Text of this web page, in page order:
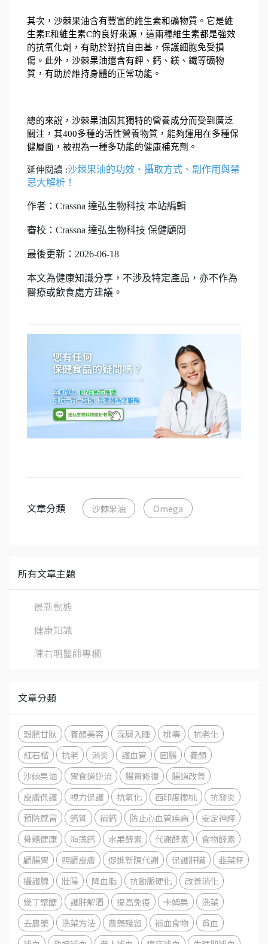
其次，沙棘果油含有豐富的維生素和礦物質。它是維
生素E和維生素C的良好來源，這兩種維生素都是強效
的抗氧化劑，有助於對抗自由基，保護細胞免受損
傷。此外，沙棘果油還含有鉀、鈣、鎂、鐵等礦物
質，有助於維持身體的正常功能。
總的來說，沙棘果油因其獨特的營養成分而受到廣泛
關注，其400多種的活性營養物質，能夠運用在多種保
健層面，被視為一種多功能的健康補充劑。
延伸閱讀 :沙棘果油的功效、攝取方式、副作用與禁
忌大解析！
作者：Crassna 達弘生物科技 本站編輯
審校：Crassna 達弘生物科技 保健顧問
最後更新：2026-06-18
本文為健康知識分享，不涉及特定產品，亦不作為
醫療或飲食處方建議。
文章分類 沙棘果油 Omega
所有文章主題
最新動態
健康知識
陳右明醫師專欄
文章分類
穀胱甘肽 養顏美容 深層入睡 排毒
抗老化
紅石榴
抗老 消炎 護血管 固腦
養顏
沙棘果油
胃食道逆流 腸胃修復
腸道改善
皮膚保護
視力保護 抗氧化 西印度櫻桃
抗發炎
預防感冒
鈣質 補鈣 防止心血管疾病
安定神經
骨骼健康
海藻鈣 水果酵素 代謝酵素
食物酵素
顧腸胃
照顧皮膚 促進新陳代謝 保護肝臟
韭菜籽
攝護腺
壯陽 降血脂 抗動脈硬化
改善消化
幾丁聚醣
護肝解酒 提高免疫 卡姆果
洗菜
去農藥
洗菜方法 農藥殘留 補血食物
貧血